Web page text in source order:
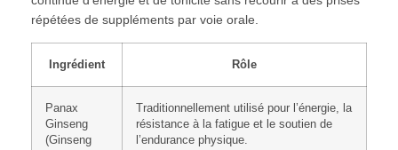
répétées de suppléments par voie orale.
Ingrédient Rôle
Panax
Ginseng
(Ginseng
Traditionnellement utilisé pour l’énergie, la
résistance à la fatigue et le soutien de
l’endurance physique.